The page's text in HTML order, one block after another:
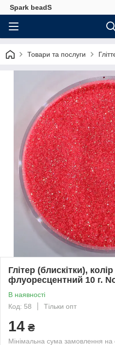
Spark beadS
Товари та послуги
Глітер (блискітки),
флуоресцентний 10 г.
В наявності
Код: 58
Тільки опт
14 ₴
Мінімальна сума замовлення